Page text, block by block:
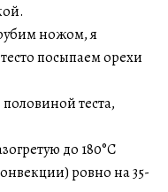
ножом, я
посыпаем орехи
теста,
до 180°C
ровно на 35-